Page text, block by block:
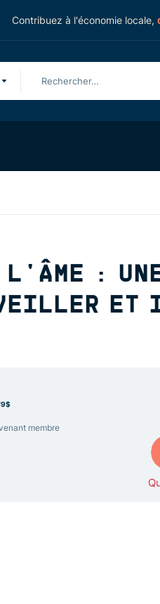
Contribuez à l'économie locale,
L'ÂME :
ET
membre